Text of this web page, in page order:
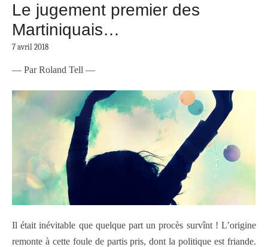
Le jugement premier des
Martiniquais…
7 avril 2018
— Par Roland Tell —
Il était inévitable que quelque part un procès survînt ! L’origine
remonte à cette foule de partis pris, dont la politique est friande.